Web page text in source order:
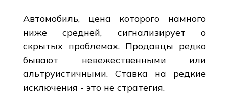
Автомобиль, цена которого намного
ниже средней, сигнализирует о
скрытых проблемах. Продавцы редко
бывают невежественными или
альтруистичными. Ставка на редкие
исключения - это не стратегия.